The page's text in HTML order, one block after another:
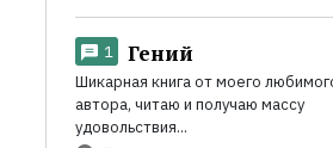
1 Гений
Шикарная книга от моего
автора, читаю и получаю массу
удовольствия...